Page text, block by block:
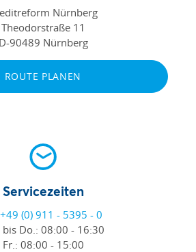
Nürnberg
Theodorstraße 11
D-90489 Nürnberg
ROUTE PLANEN
Servicezeiten
+49 (0) 911 - 5395 - 0
Do.: 08:00 - 16:30
Fr.: 08:00 - 15:00